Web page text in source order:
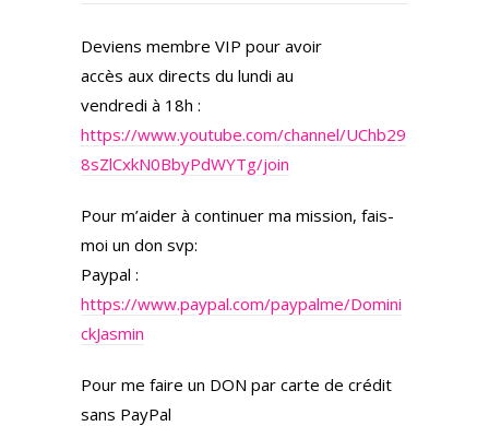
itt
er
m
Deviens membre VIP pour avoir
accès aux directs du lundi au
vendredi à 18h :
https://www.youtube.com/channel/UChb29
8sZlCxkN0BbyPdWYTg/join
Pour m’aider à continuer ma mission, fais-
moi un don svp:
Paypal :
https://www.paypal.com/paypalme/Domini
ckJasmin
Pour me faire un DON par carte de crédit
sans PayPal